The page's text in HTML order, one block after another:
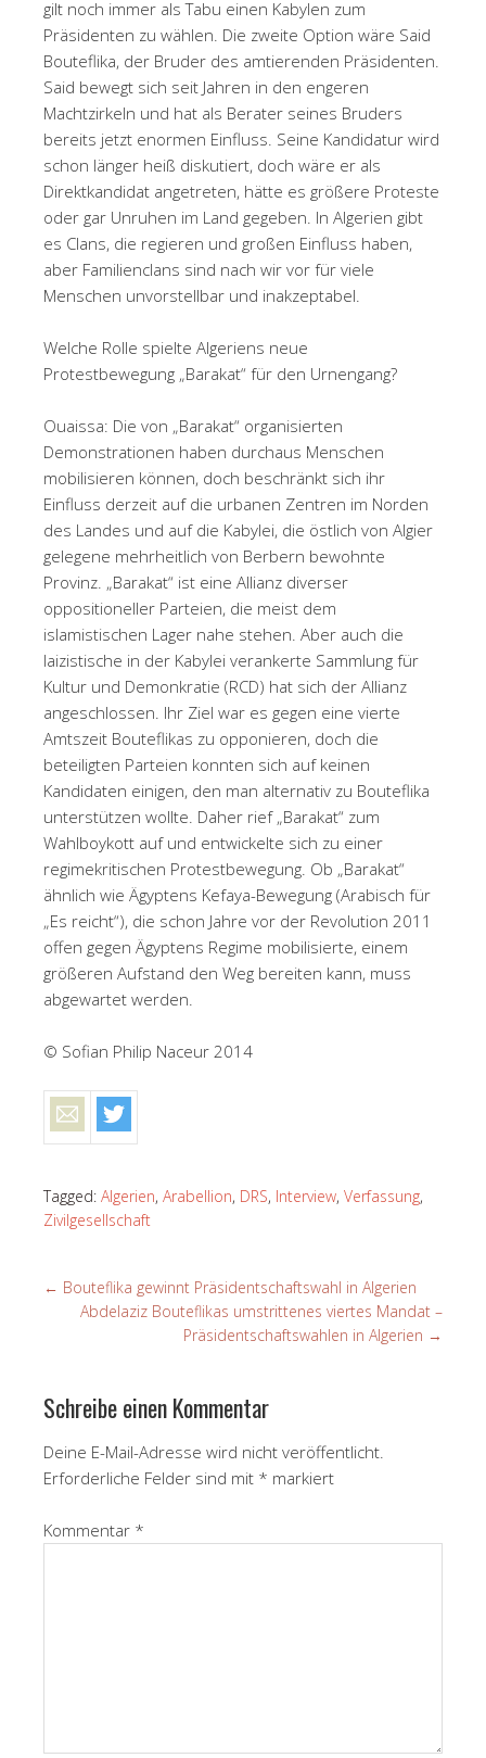
gilt noch immer als Tabu einen Kabylen zum
Präsidenten zu wählen. Die zweite Option wäre Said
Bouteflika, der Bruder des amtierenden Präsidenten.
Said bewegt sich seit Jahren in den engeren
Machtzirkeln und hat als Berater seines Bruders
bereits jetzt enormen Einfluss. Seine Kandidatur wird
schon länger heiß diskutiert, doch wäre er als
Direktkandidat angetreten, hätte es größere Proteste
oder gar Unruhen im Land gegeben. In Algerien gibt
es Clans, die regieren und großen Einfluss haben,
aber Familienclans sind nach wir vor für viele
Menschen unvorstellbar und inakzeptabel.
Welche Rolle spielte Algeriens neue
Protestbewegung „Barakat“ für den Urnengang?
Ouaissa: Die von „Barakat“ organisierten
Demonstrationen haben durchaus Menschen
mobilisieren können, doch beschränkt sich ihr
Einfluss derzeit auf die urbanen Zentren im Norden
des Landes und auf die Kabylei, die östlich von Algier
gelegene mehrheitlich von Berbern bewohnte
Provinz. „Barakat“ ist eine Allianz diverser
oppositioneller Parteien, die meist dem
islamistischen Lager nahe stehen. Aber auch die
laizistische in der Kabylei verankerte Sammlung für
Kultur und Demonkratie (RCD) hat sich der Allianz
angeschlossen. Ihr Ziel war es gegen eine vierte
Amtszeit Bouteflikas zu opponieren, doch die
beteiligten Parteien konnten sich auf keinen
Kandidaten einigen, den man alternativ zu Bouteflika
unterstützen wollte. Daher rief „Barakat“ zum
Wahlboykott auf und entwickelte sich zu einer
regimekritischen Protestbewegung. Ob „Barakat“
ähnlich wie Ägyptens Kefaya-Bewegung (Arabisch für
„Es reicht“), die schon Jahre vor der Revolution 2011
offen gegen Ägyptens Regime mobilisierte, einem
größeren Aufstand den Weg bereiten kann, muss
abgewartet werden.
© Sofian Philip Naceur 2014
Tagged: Algerien, Arabellion, DRS, Interview, Verfassung,
Zivilgesellschaft
← Bouteflika gewinnt Präsidentschaftswahl in Algerien
Abdelaziz Bouteflikas umstrittenes viertes Mandat –
Präsidentschaftswahlen in Algerien →
Schreibe einen Kommentar
Deine E-Mail-Adresse wird nicht veröffentlicht.
Erforderliche Felder sind mit * markiert
Kommentar *